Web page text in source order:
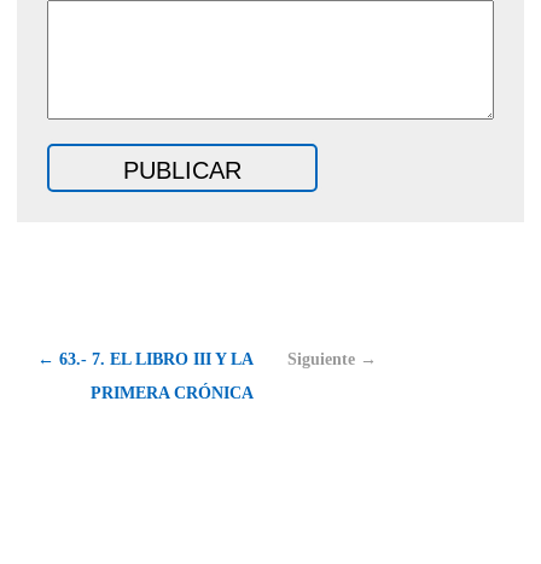
← 63.- 7. EL LIBRO III Y LA
PRIMERA CRÓNICA
Siguiente →